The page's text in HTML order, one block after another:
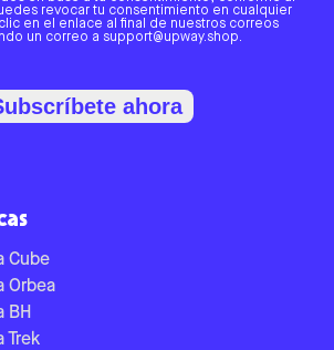
Cube
Orbea
BH
Trek
revocar tu consentimiento en cualquier
en el enlace al final de nuestros correos
un correo a support@upway.shop.
ahora